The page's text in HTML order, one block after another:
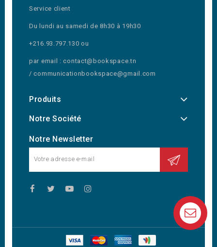
Service client
Du lundi au samedi de 8h30 à 19h30
+216.93.797.130 ou
par email : contact@bookspace.tn
/ communicationbookspace@gmail.com
Produits
Notre Société
Notre Newsletter